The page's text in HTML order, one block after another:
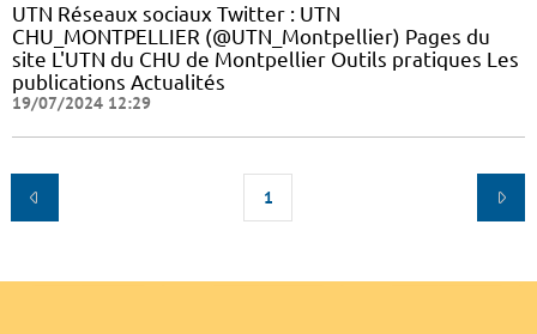
UTN Réseaux sociaux Twitter : UTN
CHU_MONTPELLIER (@UTN_Montpellier) Pages du
site L'UTN du CHU de Montpellier Outils pratiques Les
publications Actualités
19/07/2024 12:29
1